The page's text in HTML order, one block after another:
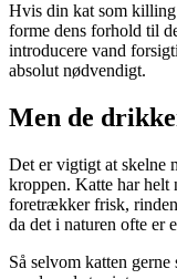
Hvis din kat som
forme dens forhold til
introducere vand
absolut nødvendigt.
Men de
Det er vigtigt at skelne
kroppen. Katte har
foretrækker frisk,
da det i naturen ofte er
Så selvom katten